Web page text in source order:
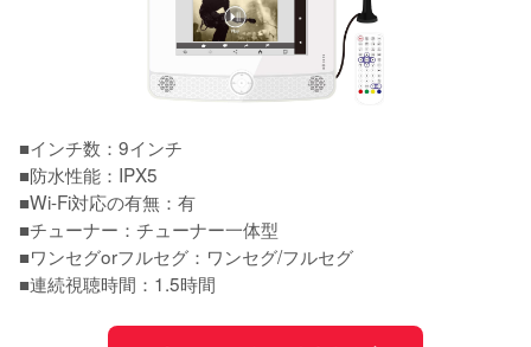
■インチ数：9インチ
■防水性能：IPX5
■Wi-Fi対応の有無：有
■チューナー：チューナー一体型
■ワンセグorフルセグ：ワンセグ/フルセグ
■連続視聴時間：1.5時間